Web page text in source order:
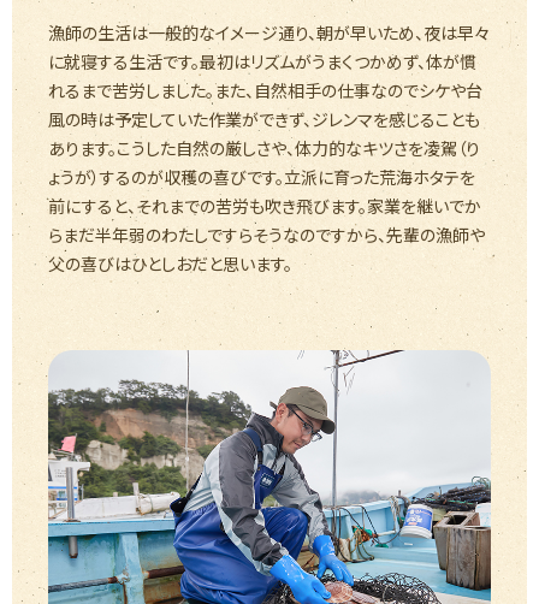
漁師の生活は一般的なイメージ通り、朝が早いため、夜は早々
に就寝する生活です。最初はリズムがうまくつかめず、体が慣
れるまで苦労しました。また、自然相手の仕事なのでシケや台
風の時は予定していた作業ができず、ジレンマを感じることも
あります。こうした自然の厳しさや、体力的なキツさを凌駕（り
ょうが）するのが収穫の喜びです。立派に育った荒海ホタテを
前にすると、それまでの苦労も吹き飛びます。家業を継いでか
らまだ半年弱のわたしですらそうなのですから、先輩の漁師や
父の喜びはひとしおだと思います。